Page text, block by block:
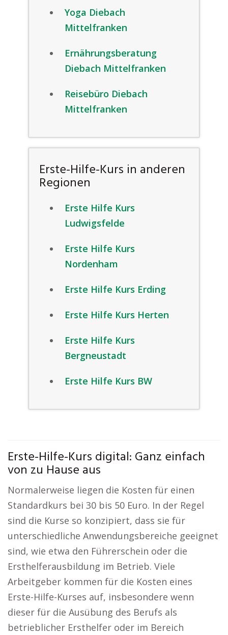
Yoga Diebach
Mittelfranken
Ernährungsberatung
Diebach Mittelfranken
Reisebüro Diebach
Mittelfranken
Erste-Hilfe-Kurs in anderen
Regionen
Erste Hilfe Kurs
Ludwigsfelde
Erste Hilfe Kurs
Nordenham
Erste Hilfe Kurs Erding
Erste Hilfe Kurs Herten
Erste Hilfe Kurs
Bergneustadt
Erste Hilfe Kurs BW
Erste-Hilfe-Kurs digital: Ganz einfach
von zu Hause aus
Normalerweise liegen die Kosten für einen
Standardkurs bei 30 bis 50 Euro. In der Regel
sind die Kurse so konzipiert, dass sie für
unterschiedliche Anwendungsbereiche geeignet
sind, wie etwa den Führerschein oder die
Ersthelferausbildung im Betrieb. Viele
Arbeitgeber kommen für die Kosten eines
Erste-Hilfe-Kurses auf, insbesondere wenn
dieser für die Ausübung des Berufs als
betrieblicher Ersthelfer oder im Bereich